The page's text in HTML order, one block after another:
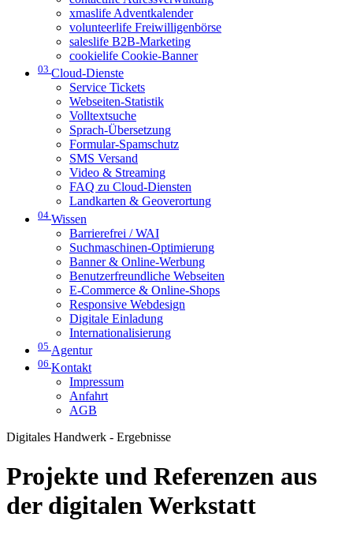
xmaslife Adventkalender
volunteerlife Freiwilligenbörse
saleslife B2B-Marketing
cookielife Cookie-Banner
03 Cloud-Dienste
Service Tickets
Webseiten-Statistik
Volltextsuche
Sprach-Übersetzung
Formular-Spamschutz
SMS Versand
Video & Streaming
FAQ zu Cloud-Diensten
Landkarten & Geoverortung
04 Wissen
Barrierefrei / WAI
Suchmaschinen-Optimierung
Banner & Online-Werbung
Benutzerfreundliche Webseiten
E-Commerce & Online-Shops
Responsive Webdesign
Digitale Einladung
Internationalisierung
05 Agentur
06 Kontakt
Impressum
Anfahrt
AGB
Digitales Handwerk - Ergebnisse
Projekte und Referenzen aus
der digitalen Werkstatt